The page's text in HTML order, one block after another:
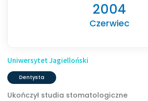
2004
Czerwiec
Uniwersytet Jagielloński
Dentysta
Ukończył studia stomatologiczne